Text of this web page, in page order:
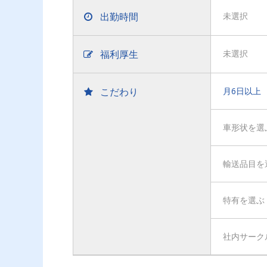
出勤時間 未選択
福利厚生 未選択
こだわり 月6日以上
車形状を選
輸送品目を
特有を選ぶ
社内サーク